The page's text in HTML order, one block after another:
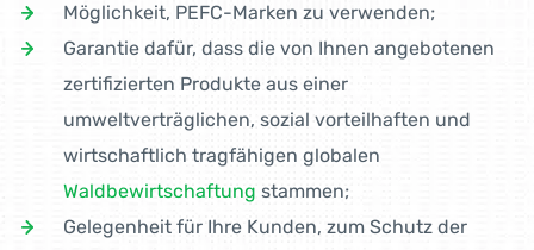
Möglichkeit, PEFC-Marken zu verwenden;
Garantie dafür, dass die von Ihnen angebotenen
zertifizierten Produkte aus einer
umweltverträglichen, sozial vorteilhaften und
wirtschaftlich tragfähigen globalen
Waldbewirtschaftung stammen;
Gelegenheit für Ihre Kunden, zum Schutz der